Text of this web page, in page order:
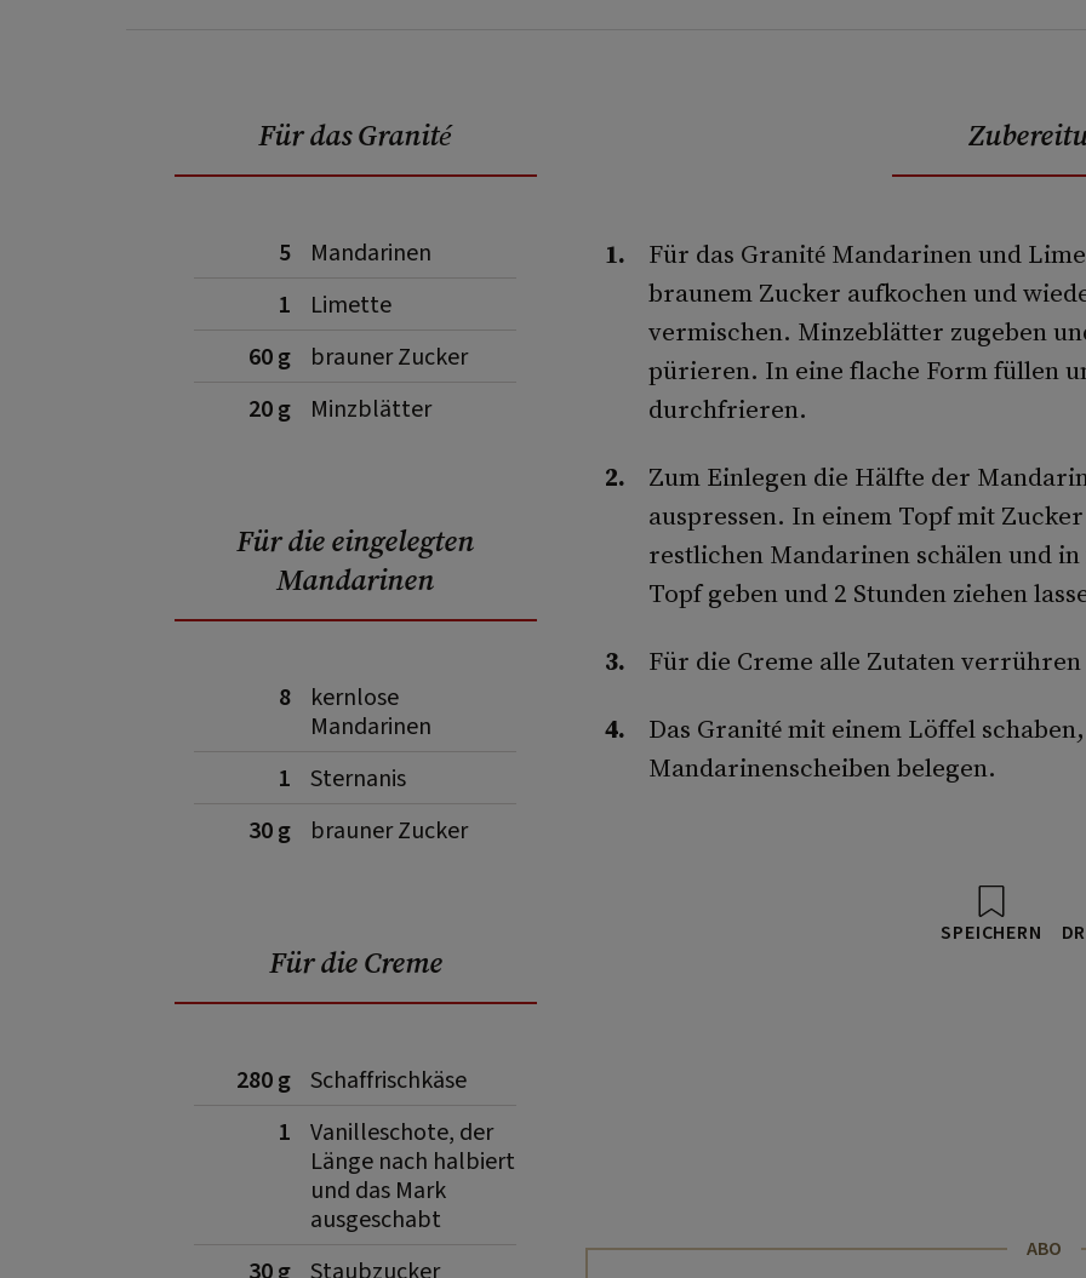
Für das Granité
5
Mandarinen
1
Limette
60 g
brauner Zucker
20 g
Minzblätter
Für die eingelegten
Mandarinen
8
kernlose
Mandarinen
1
Sternanis
30 g
brauner Zucker
Für die Creme
280 g Schaffrischkäse
1
Vanilleschote, der
Länge nach halbiert
und das Mark
ausgeschabt
Für das Granité Mandarinen und
braunem Zucker aufkochen und
vermischen. Minzeblätter zugeben
pürieren. In eine flache Form füllen
durchfrieren.
Zum Einlegen die Hälfte der
auspressen. In einem Topf mit
restlichen Mandarinen schälen und
Topf geben und 2 Stunden ziehen
Für die Creme alle Zutaten
Das Granité mit einem Löffel
Mandarinenscheiben belegen.
SPEICHERN
ABO